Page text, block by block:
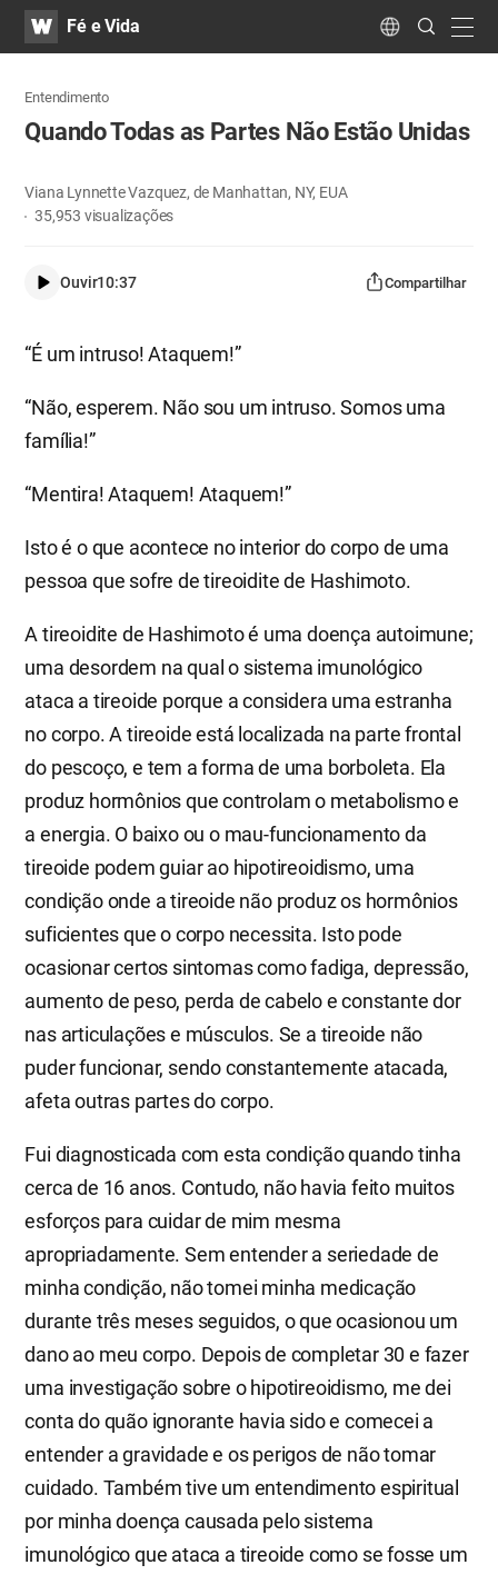
WATVFé e Vida Language
Search
Submit
Entendimento
Quando Todas as Partes Não Estão Unidas
Viana Lynnette Vazquez, de Manhattan, NY, EUA
35,953 visualizações
Ouvir10:37 Compartilhar
“É um intruso! Ataquem!”
“Não, esperem. Não sou um intruso. Somos uma
família!”
“Mentira! Ataquem! Ataquem!”
Isto é o que acontece no interior do corpo de uma
pessoa que sofre de tireoidite de Hashimoto.
A tireoidite de Hashimoto é uma doença autoimune;
uma desordem na qual o sistema imunológico
ataca a tireoide porque a considera uma estranha
no corpo. A tireoide está localizada na parte frontal
do pescoço, e tem a forma de uma borboleta. Ela
produz hormônios que controlam o metabolismo e
a energia. O baixo ou o mau-funcionamento da
tireoide podem guiar ao hipotireoidismo, uma
condição onde a tireoide não produz os hormônios
suficientes que o corpo necessita. Isto pode
ocasionar certos sintomas como fadiga, depressão,
aumento de peso, perda de cabelo e constante dor
nas articulações e músculos. Se a tireoide não
puder funcionar, sendo constantemente atacada,
afeta outras partes do corpo.
Fui diagnosticada com esta condição quando tinha
cerca de 16 anos. Contudo, não havia feito muitos
esforços para cuidar de mim mesma
apropriadamente. Sem entender a seriedade de
minha condição, não tomei minha medicação
durante três meses seguidos, o que ocasionou um
dano ao meu corpo. Depois de completar 30 e fazer
uma investigação sobre o hipotireoidismo, me dei
conta do quão ignorante havia sido e comecei a
entender a gravidade e os perigos de não tomar
cuidado. Também tive um entendimento espiritual
por minha doença causada pelo sistema
imunológico que ataca a tireoide como se fosse um